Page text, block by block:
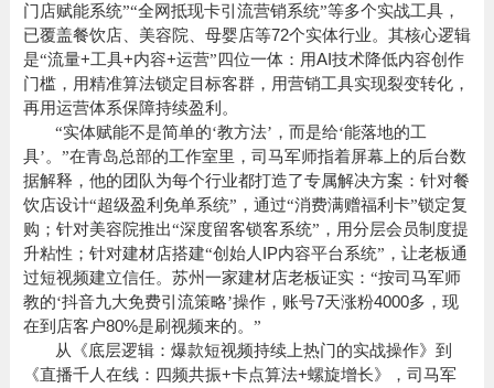
门店赋能系统”“全网抵现卡引流营销系统”等多个实战工具，
已覆盖餐饮店、美容院、母婴店等72个实体行业。其核心逻辑
是“流量+工具+内容+运营”四位一体：用AI技术降低内容创作
门槛，用精准算法锁定目标客群，用营销工具实现裂变转化，
再用运营体系保障持续盈利 。
“实体赋能不是简单的‘教方法’，而是给‘能落地的工
具’。”在青岛总部的工作室里，司马军师指着屏幕上的后台数
据解释，他的团队为每个行业都打造了专属解决方案：针对餐
饮店设计“超级盈利免单系统”，通过“消费满赠福利卡”锁定复
购；针对美容院推出“深度留客锁客系统”，用分层会员制度提
升粘性；针对建材店搭建“创始人 IP内容平台系统”，让老板通
过短视频建立信任。 苏州一家建材店老板证实： “按司马军师
教的‘抖音九大免费引流策略’操作，账号7天涨粉4000多，现
在到店客户80%是刷视频来的。”
从《底层逻辑：爆款短视频持续上热门的实战操作》到
《直播千人在线：四频共振+卡点算法+螺旋增长》，司马军